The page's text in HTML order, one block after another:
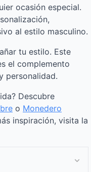
ocasión especial.
al estilo masculino.
tu estilo. Este
el complemento
personalidad.
Descubre
o Monedero
inspiración, visita la